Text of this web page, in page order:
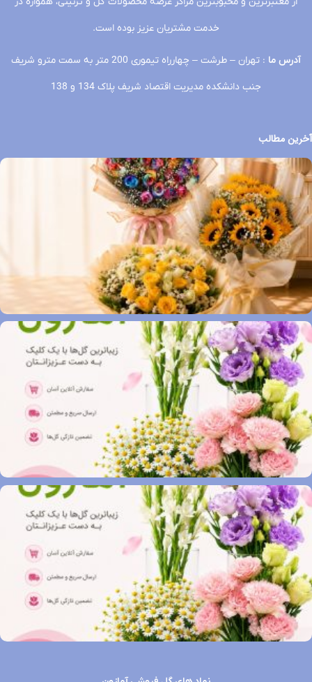
خدمت مشتریان عزیز بوده است.
آدرس ما
: تهران – طرشت – چهارراه تیموری 200 متر به سمت مترو شریف
جنب دانشکده مدیریت اقتصاد شریف پلاک 134 و 138
آخرین مطالب